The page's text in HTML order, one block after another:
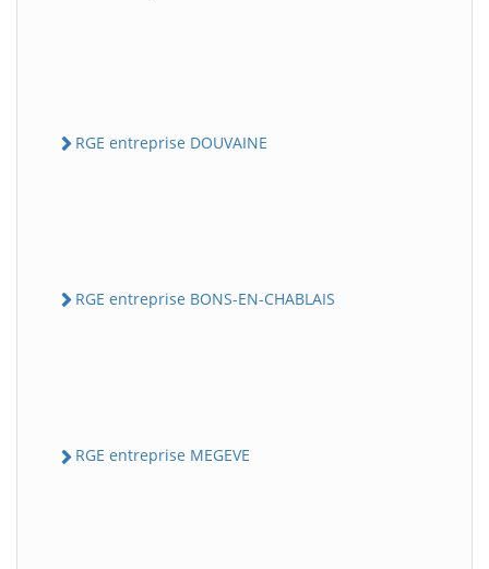
RGE entreprise DOUVAINE
RGE entreprise BONS-EN-CHABLAIS
RGE entreprise MEGEVE